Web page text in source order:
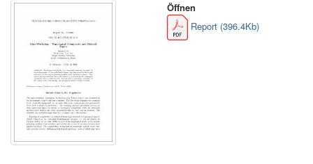
Öffnen
Report (396.4Kb)